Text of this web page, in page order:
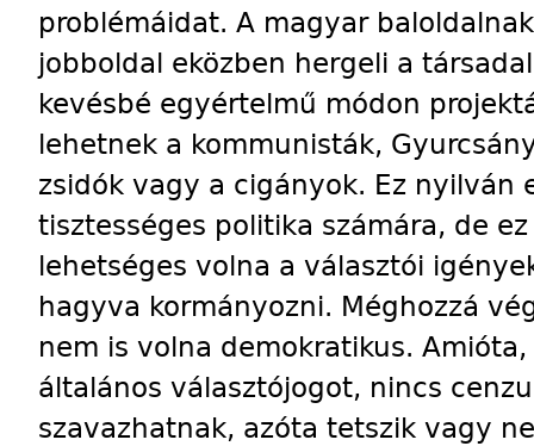
problémáidat. A magyar
jobboldal eközben hergeli a
kevésbé egyértelmű módon
lehetnek a kommunisták,
zsidók vagy a cigányok. Ez nyilván
tisztességes politika számára, de
lehetséges volna a választói
hagyva kormányozni. Méghozzá
nem is volna demokratikus.
általános választójogot, nincs
szavazhatnak, azóta tetszik vagy